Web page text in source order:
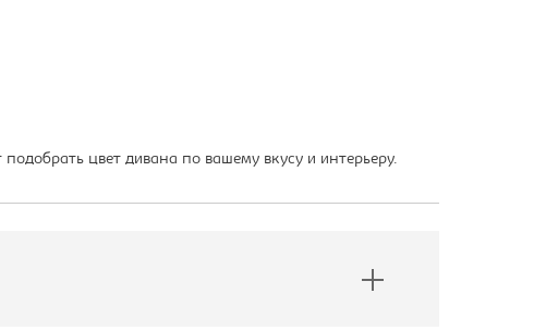
цвет дивана по вашему вкусу и интерьеру.